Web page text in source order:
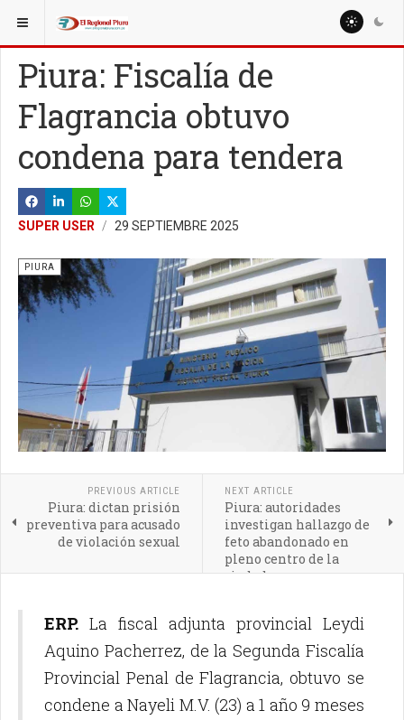
ESTÁ AQUÍ: REGIÓN PIURA
Piura: Fiscalía de
Flagrancia obtuvo
condena para tendera
SUPER USER 29 SEPTIEMBRE 2025
PIURA
PREVIOUS ARTICLE
Piura: dictan prisión
preventiva para acusado
de violación sexual
NEXT ARTICLE
Piura: autoridades
investigan hallazgo de
feto abandonado en
pleno centro de la
ciudad
ERP. La fiscal adjunta provincial Leydi
Aquino Pacherrez, de la Segunda Fiscalía
Provincial Penal de Flagrancia, obtuvo se
condene a Nayeli M.V. (23) a 1 año 9 meses